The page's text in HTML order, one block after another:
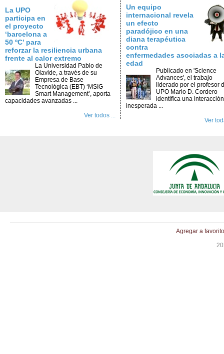
La UPO
participa en
el proyecto
‘barcelona a
50 ºC’ para
reforzar la resiliencia urbana
frente al calor extremo
La Universidad Pablo de
Olavide, a través de su
Empresa de Base
Tecnológica (EBT) ‘MSIG
Smart Management’, aporta
capacidades avanzadas ...
Ver todos ...
Un equipo
internacional revela
un efecto
paradójico en una
diana terapéutica
contra
enfermedades asociadas a
edad
Publicado en 'Science
Advances', el trabajo
liderado por el profesor
UPO Mario D. Cordero
identifica una interacción
inesperada ...
Ver
Agregar a